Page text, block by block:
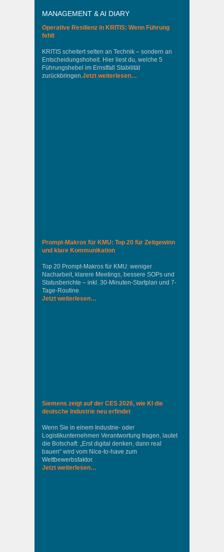
MANAGEMENT & AI DIARY
Operative Resilienz in KRITIS: Wenn Führung
fehlt
KRITIS scheitert selten an Technik – sondern an
Entscheidungshoheit. Hier liest du, welche 5
Führungshebel im Ernstfall Stabilität
zurückbringen.Jetzt weiterlesen…
Prompt-Makros für KMU: Top 20 für Zeitgewinn
und klare Kommunikation
Top 20 Prompt-Makros für KMU: weniger
Nacharbeit, klarere Meetings, bessere SOPs und
Statusberichte – inkl. 30-Minuten-Startplan und 7-
Tage-Routine.
Jetzt weiterlesen…
Siemens zeigt auf der CES 2026, wie KI die
deutsche Industrie neu erfindet
Wenn Sie in einem Industrie‑ oder
Logistikunternehmen Verantwortung tragen, lautet
die Botschaft: „Erst digital denken, dann real
bauen“ wird vom Nice‑to‑have zum
Wettbewerbsfaktor.
Jetzt weiterlesen…